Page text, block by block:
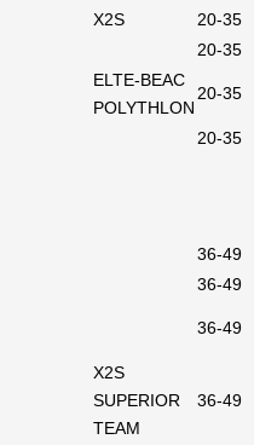
X2S
20-35
20-35
ELTE-BEAC
POLYTHLON
20-35
20-35
36-49
36-49
36-49
X2S
SUPERIOR
TEAM
36-49